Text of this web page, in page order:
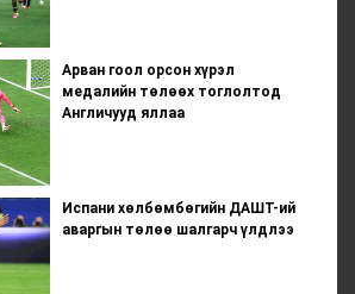
Арван гоол орсон хүрэл
медалийн төлөөх тоглолтод
Англичууд яллаа
Испани хөлбөмбөгийн ДАШТ-ий
аваргын төлөө шалгарч үлдлээ